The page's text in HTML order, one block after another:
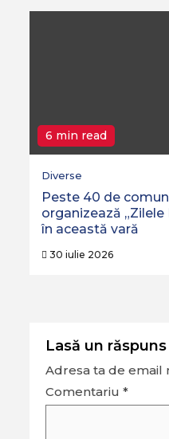
6 min read
Diverse
Peste 40 de
organizează „Zilele
în această vară
30 iulie 2026
Lasă un răspuns
Adresa ta de email
Comentariu *